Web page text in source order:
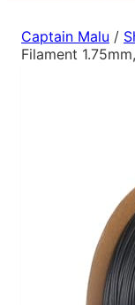
Captain Malu /
Filament